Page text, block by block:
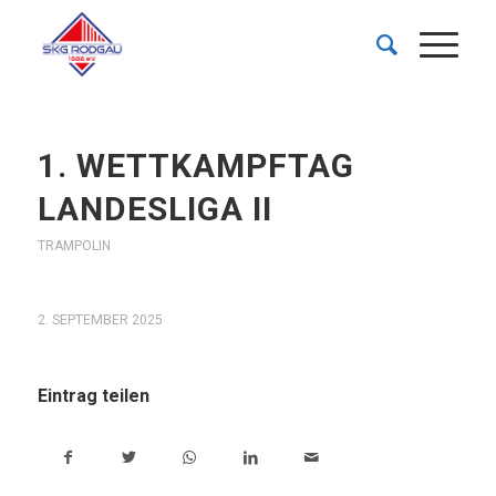
1. WETTKAMPFTAG
LANDESLIGA II
TRAMPOLIN
2. SEPTEMBER 2025
Eintrag teilen